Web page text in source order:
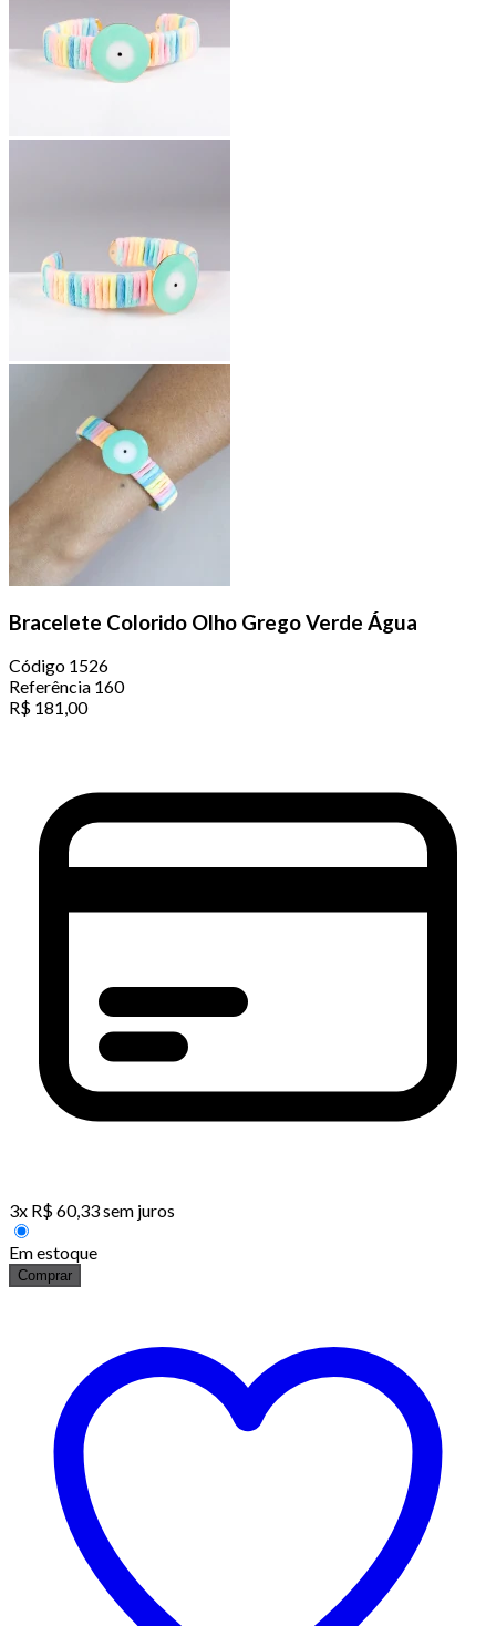
Bracelete Colorido Olho Grego Verde Água
Código 1526
Referência 160
R$ 181,00
3x R$60,33sem juros
Em estoque
Comprar